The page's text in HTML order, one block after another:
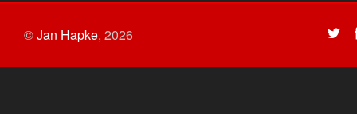
©Jan Hapke, 2026